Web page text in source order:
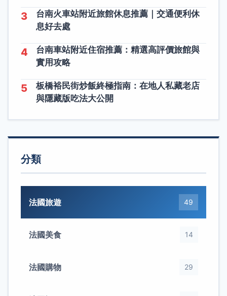
3
台南火車站附近旅館休息推薦｜交通便利休
息好去處
4
台南車站附近住宿推薦：精選高評價旅館與
實用攻略
5
板橋裕民街炒飯終極指南：在地人私藏老店
與隱藏版吃法大公開
分類
法國旅遊 49
法國美食 14
法國購物 29